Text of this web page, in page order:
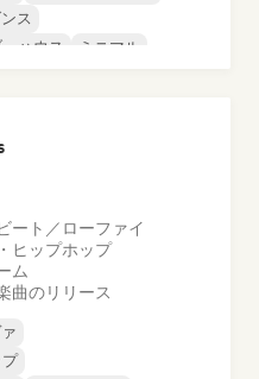
ス
ハウス
ミニマル
ート／ローファイ
ヒップホップ
ム
曲のリリース